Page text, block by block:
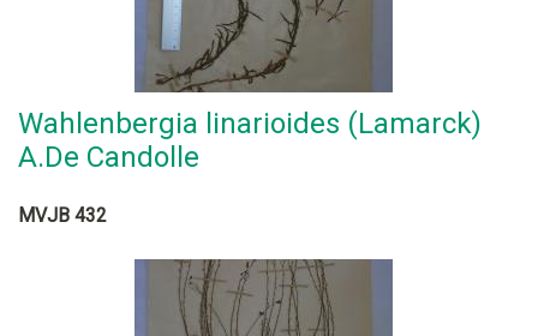
Wahlenbergia linarioides (Lamarck)
A.De Candolle
MVJB 432